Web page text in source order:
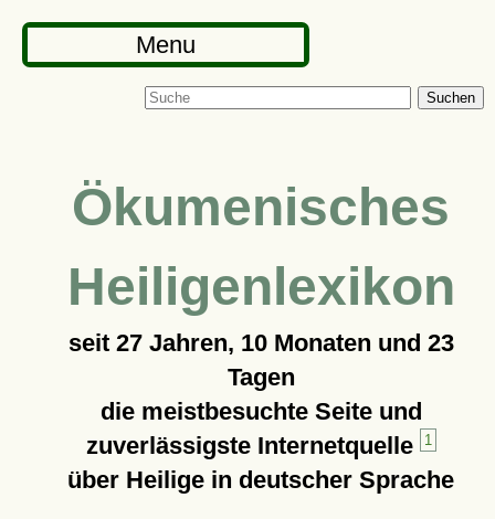
Menu
Suchen
Ökumenisches
Heiligenlexikon
seit 27 Jahren, 10 Monaten und 23
Tagen
die meistbesuchte Seite und
zuverlässigste Internetquelle
1
über Heilige in deutscher Sprache